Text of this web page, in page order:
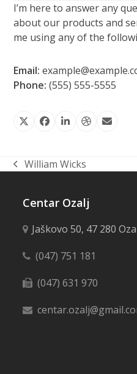
I’m here to answer any
about our products and
me using any of the
Email:
Phone: (555) 555-5555
TwitterFacebook
LinkedIn
Dribbble
Email
previous
William Wicks
Centar Ozalj
Jaškovo 50, 47 280
(047) 751 181
(047) 631 970